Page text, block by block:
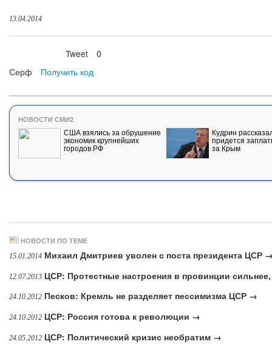
13.04.2014
Tweet
0
Серф
Получить код
НОВОСТИ СМИ2
США взялись за обрушение
экономик крупнейших
городов РФ
Кудрин
придется
за Крым
НОВОСТИ ПО ТЕМЕ
15.01.2014 Михаил Дмитриев уволен с поста президента ЦСР
12.07.2013 ЦСР: Протестные настроения в провинции
24.10.2012 Песков: Кремль не разделяет пессимизма ЦСР →
24.10.2012 ЦСР: Россия готова к революции →
24.05.2012 ЦСР: Политический кризис необратим →